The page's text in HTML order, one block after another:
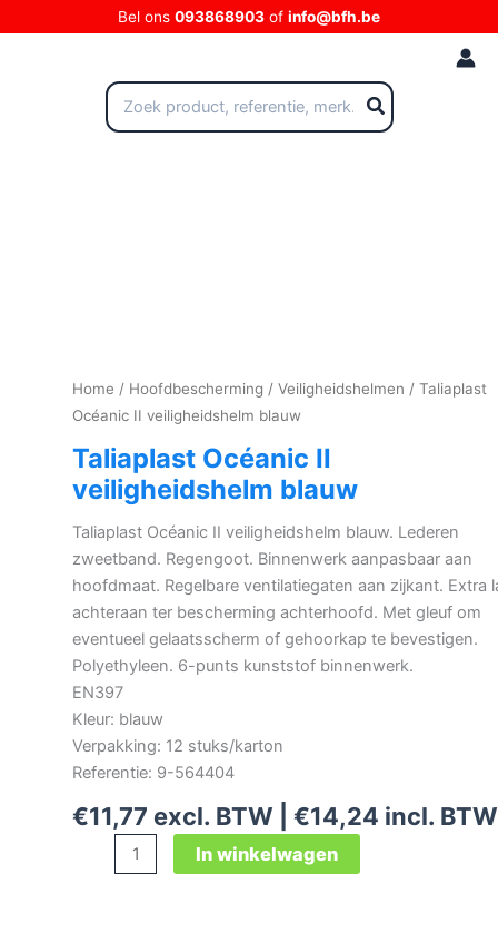
naar
Bel ons 093868903 of info@bfh.be
Zoeken
naar:
Home / Hoofdbescherming / Veiligheidshelmen / Taliaplast
Océanic II veiligheidshelm blauw
Taliaplast Océanic II
veiligheidshelm blauw
Taliaplast Océanic II veiligheidshelm blauw. Lederen
zweetband. Regengoot. Binnenwerk aanpasbaar aan
hoofdmaat. Regelbare ventilatiegaten aan zijkant. Extra
achteraan ter bescherming achterhoofd. Met gleuf om
eventueel gelaatsscherm of gehoorkap te bevestigen.
Polyethyleen. 6-punts kunststof binnenwerk.
EN397
Kleur: blauw
Verpakking: 12 stuks/karton
Referentie: 9-564404
€11,77 excl. BTW | €14,24 incl. BTW
Taliaplast
Océanic
In winkelwagen